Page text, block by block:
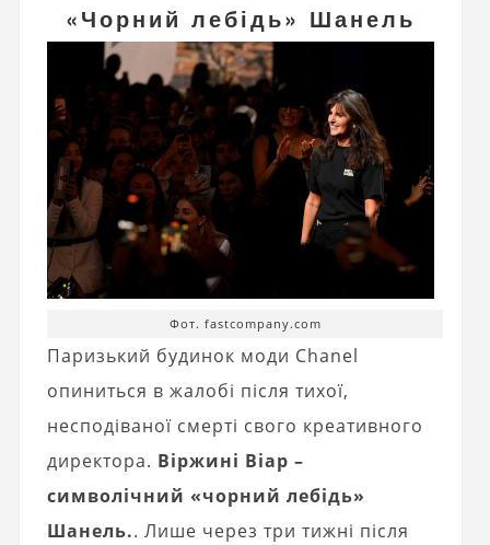
«Чорний лебідь» Шанель
Фот. fastcompany.com
Паризький будинок моди Chanel
опиниться в жалобі після тихої,
несподіваної смерті свого креативного
директора. Віржині Віар –
символічний «чорний лебідь»
Шанель.. Лише через три тижні після